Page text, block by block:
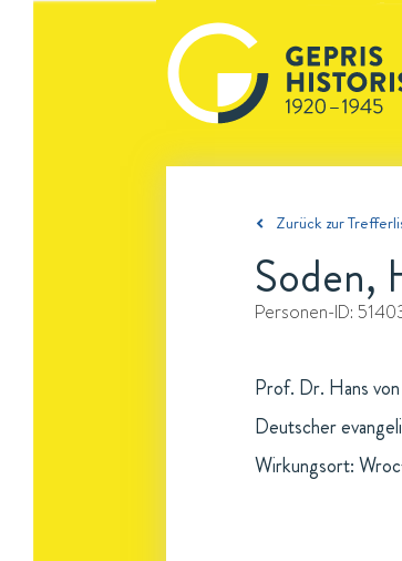
Zurück zur
Soden,
Personen-ID:
Prof. Dr. Hans
Deutscher
Wirkungsort: